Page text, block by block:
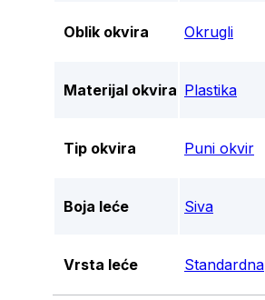
Oblik okvira Okrugli
Materijal okvira Plastika
Tip okvira Puni okvir
Boja leće Siva
Vrsta leće Standardna